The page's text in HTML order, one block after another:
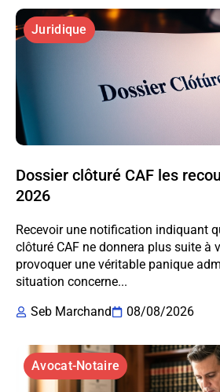
Juridique
Dossier clôturé CAF les
2026
Recevoir une notification indiquant
clôturé CAF ne donnera plus suite à
provoquer une véritable panique
situation concerne...
Seb Marchand
08/08/2026
Avocat-Notaire